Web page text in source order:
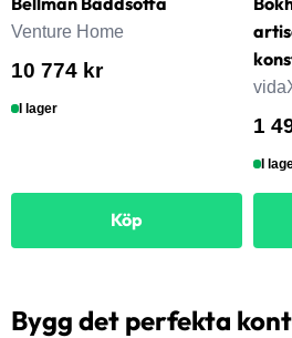
Venture Home
10 774 kr
I lager
Köp
1
I
Bygg det perfekta